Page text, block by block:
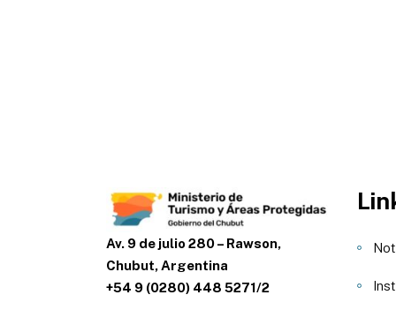
Av. 9 de julio 280 – Rawson,
Chubut, Argentina
+54 9 (0280) 448 5271/2